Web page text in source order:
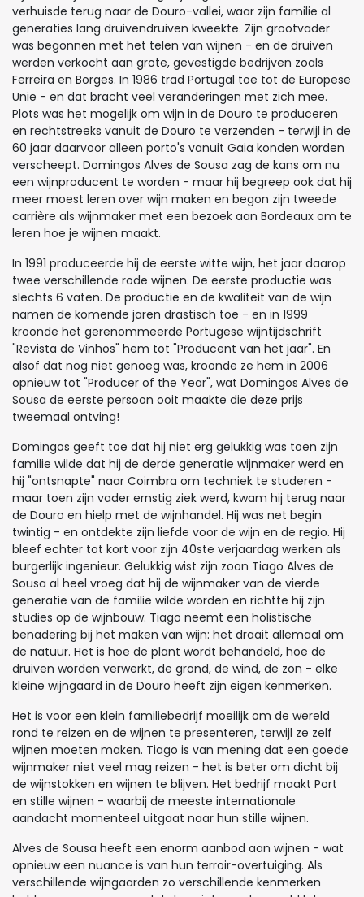
verhuisde terug naar de Douro-vallei, waar zijn familie al
generaties lang druivendruiven kweekte. Zijn grootvader
was begonnen met het telen van wijnen - en de druiven
werden verkocht aan grote, gevestigde bedrijven zoals
Ferreira en Borges. In 1986 trad Portugal toe tot de Europese
Unie - en dat bracht veel veranderingen met zich mee.
Plots was het mogelijk om wijn in de Douro te produceren
en rechtstreeks vanuit de Douro te verzenden - terwijl in de
60 jaar daarvoor alleen porto's vanuit Gaia konden worden
verscheept. Domingos Alves de Sousa zag de kans om nu
een wijnproducent te worden - maar hij begreep ook dat hij
meer moest leren over wijn maken en begon zijn tweede
carrière als wijnmaker met een bezoek aan Bordeaux om te
leren hoe je wijnen maakt.
In 1991 produceerde hij de eerste witte wijn, het jaar daarop
twee verschillende rode wijnen. De eerste productie was
slechts 6 vaten. De productie en de kwaliteit van de wijn
namen de komende jaren drastisch toe - en in 1999
kroonde het gerenommeerde Portugese wijntijdschrift
"Revista de Vinhos" hem tot "Producent van het jaar". En
alsof dat nog niet genoeg was, kroonde ze hem in 2006
opnieuw tot "Producer of the Year", wat Domingos Alves de
Sousa de eerste persoon ooit maakte die deze prijs
tweemaal ontving!
Domingos geeft toe dat hij niet erg gelukkig was toen zijn
familie wilde dat hij de derde generatie wijnmaker werd en
hij "ontsnapte" naar Coimbra om techniek te studeren -
maar toen zijn vader ernstig ziek werd, kwam hij terug naar
de Douro en hielp met de wijnhandel. Hij was net begin
twintig - en ontdekte zijn liefde voor de wijn en de regio. Hij
bleef echter tot kort voor zijn 40ste verjaardag werken als
burgerlijk ingenieur. Gelukkig wist zijn zoon Tiago Alves de
Sousa al heel vroeg dat hij de wijnmaker van de vierde
generatie van de familie wilde worden en richtte hij zijn
studies op de wijnbouw. Tiago neemt een holistische
benadering bij het maken van wijn: het draait allemaal om
de natuur. Het is hoe de plant wordt behandeld, hoe de
druiven worden verwerkt, de grond, de wind, de zon - elke
kleine wijngaard in de Douro heeft zijn eigen kenmerken.
Het is voor een klein familiebedrijf moeilijk om de wereld
rond te reizen en de wijnen te presenteren, terwijl ze zelf
wijnen moeten maken. Tiago is van mening dat een goede
wijnmaker niet veel mag reizen - het is beter om dicht bij
de wijnstokken en wijnen te blijven. Het bedrijf maakt Port
en stille wijnen - waarbij de meeste internationale
aandacht momenteel uitgaat naar hun stille wijnen.
Alves de Sousa heeft een enorm aanbod aan wijnen - wat
opnieuw een nuance is van hun terroir-overtuiging. Als
verschillende wijngaarden zo verschillende kenmerken